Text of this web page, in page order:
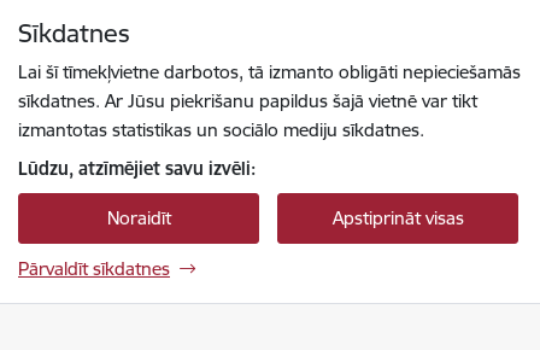
Sīkdatnes
Lai šī tīmekļvietne darbotos, tā izmanto obligāti nepieciešamās
sīkdatnes. Ar Jūsu piekrišanu papildus šajā vietnē var tikt
izmantotas statistikas un sociālo mediju sīkdatnes.
Lūdzu, atzīmējiet savu izvēli:
Noraidīt Apstiprināt visas
Pārvaldīt sīkdatnes